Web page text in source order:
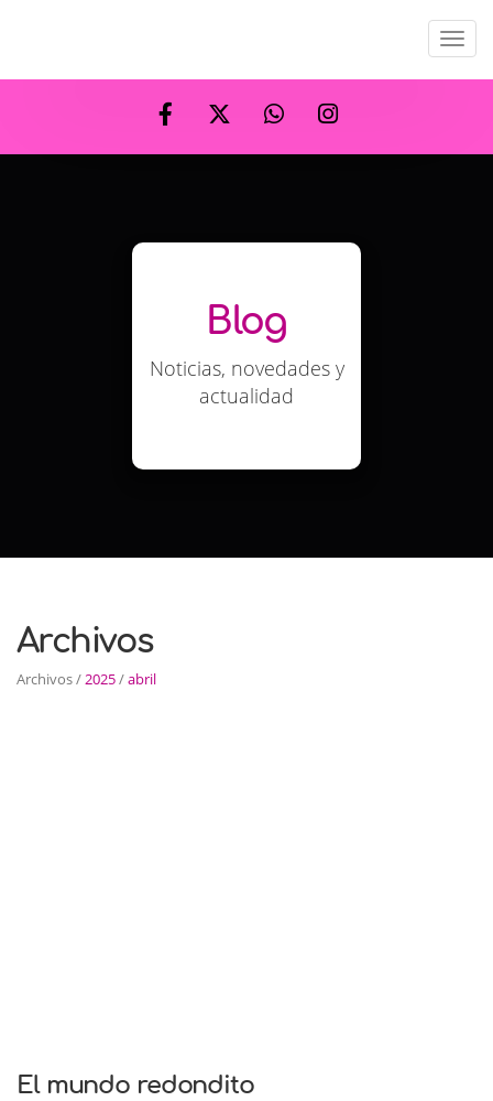
Menu
Blog
Noticias, novedades y
actualidad
Archivos
Archivos /2025/abril
El mundo redondito